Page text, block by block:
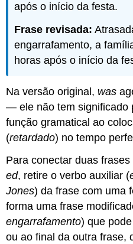
após o início da festa.
Frase revisada:
engarrafamento, a
horas após o início da
Na versão original, was
— ele não tem significado
função gramatical ao
(retardado) no tempo
Para conectar duas
ed, retire o verbo auxiliar (
Jones) da frase com
forma uma frase
engarrafamento) que
ou ao final da outra frase,